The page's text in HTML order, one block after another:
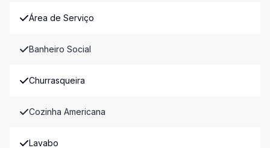
Área de Serviço
Banheiro Social
Churrasqueira
Cozinha Americana
Lavabo